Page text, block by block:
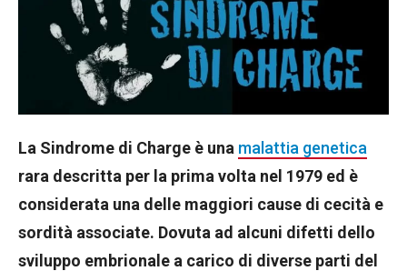
La Sindrome di Charge è una malattia genetica
rara descritta per la prima volta nel 1979 ed è
considerata una delle maggiori cause di cecità e
sordità associate. Dovuta ad alcuni difetti dello
sviluppo embrionale a carico di diverse parti del